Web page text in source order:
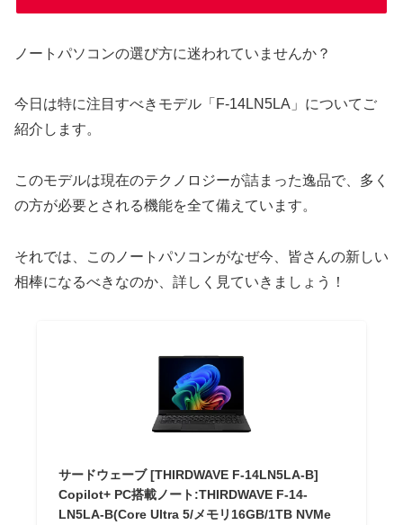
ノートパソコンの選び方に迷われていませんか？
今日は特に注目すべきモデル「F-14LN5LA」についてご
紹介します。
このモデルは現在のテクノロジーが詰まった逸品で、多く
の方が必要とされる機能を全て備えています。
それでは、このノートパソコンがなぜ今、皆さんの新しい
相棒になるべきなのか、詳しく見ていきましょう！
サードウェーブ [THIRDWAVE F-14LN5LA-B]
Copilot+ PC搭載ノート:THIRDWAVE F-14-
LN5LA-B(Core Ultra 5/メモリ16GB/1TB NVMe